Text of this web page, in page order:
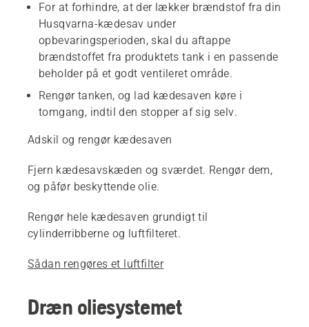
For at forhindre, at der lækker brændstof fra din
Husqvarna-kædesav under
opbevaringsperioden, skal du aftappe
brændstoffet fra produktets tank i en passende
beholder på et godt ventileret område.
Rengør tanken, og lad kædesaven køre i
tomgang, indtil den stopper af sig selv.
Adskil og rengør kædesaven
Fjern kædesavskæden og sværdet. Rengør dem,
og påfør beskyttende olie.
Rengør hele kædesaven grundigt til
cylinderribberne og luftfilteret.
Sådan rengøres et luftfilter
Dræn oliesystemet